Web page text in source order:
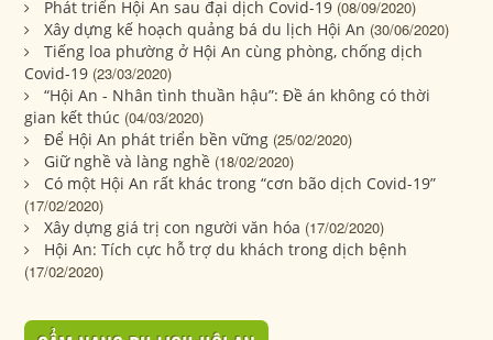
Phát triển Hội An sau đại dịch Covid-19 (08/09/2020)
Xây dựng kế hoạch quảng bá du lịch Hội An (30/06/2020)
Tiếng loa phường ở Hội An cùng phòng, chống dịch
Covid-19 (23/03/2020)
“Hội An - Nhân tình thuần hậu”: Đề án không có thời
gian kết thúc (04/03/2020)
Để Hội An phát triển bền vững (25/02/2020)
Giữ nghề và làng nghề (18/02/2020)
Có một Hội An rất khác trong “cơn bão dịch Covid-19”
(17/02/2020)
Xây dựng giá trị con người văn hóa (17/02/2020)
Hội An: Tích cực hỗ trợ du khách trong dịch bệnh
(17/02/2020)